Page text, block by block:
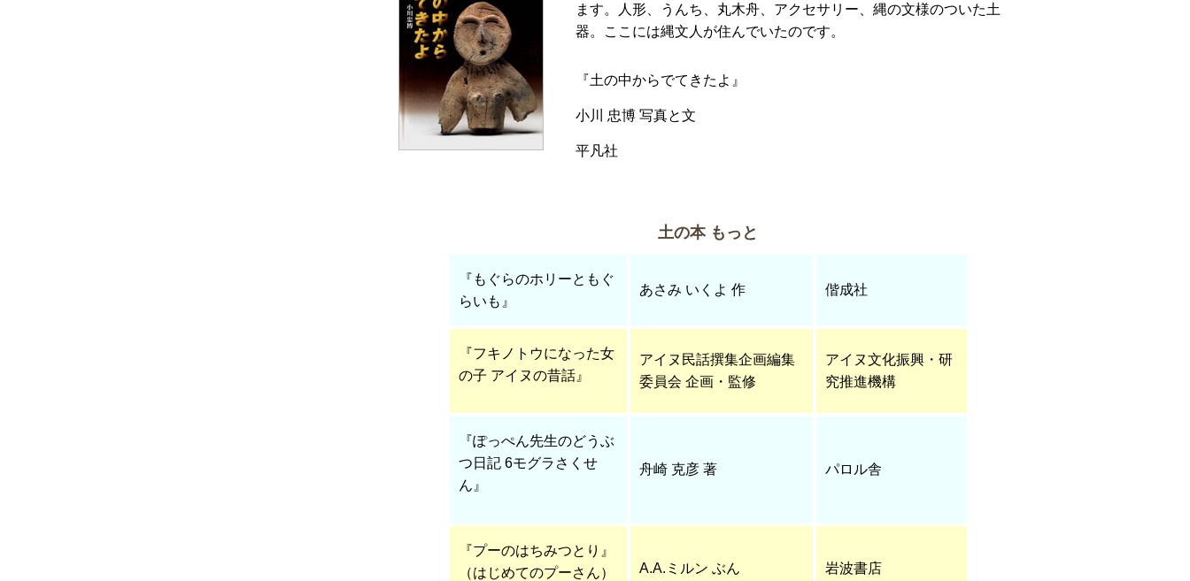
ます。人形、うんち、丸木舟、アクセサリー、縄の文様のついた土
器。ここには縄文人が住んでいたのです。
『土の中からでてきたよ』
小川 忠博 写真と文
平凡社
土の本 もっと
『もぐらのホリーともぐ
らいも』
あさみ いくよ 作 偕成社
『フキノトウになった女
の子 アイヌの昔話』
アイヌ民話撰集企画編集
委員会 企画・監修
アイヌ文化振興・研
究推進機構
『ぽっぺん先生のどうぶ
つ日記 6モグラさくせ
ん』
舟崎 克彦 著 パロル舎
『プーのはちみつとり』
（はじめてのプーさん）
A.A.ミルン ぶん 岩波書店